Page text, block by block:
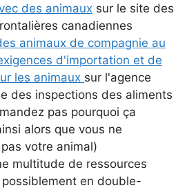
des animaux sur le site des
canadiennes
animaux de compagnie au
d'importation et de
les animaux sur l'agence
des inspections des aliments
pas pourquoi ça
alors que vous ne
votre animal)
multitude de ressources
en double-